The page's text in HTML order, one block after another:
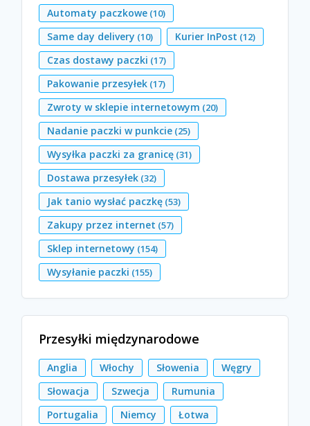
Automaty paczkowe (10)
Same day delivery (10) Kurier InPost (12)
Czas dostawy paczki (17)
Pakowanie przesyłek (17)
Zwroty w sklepie internetowym (20)
Nadanie paczki w punkcie (25)
Wysyłka paczki za granicę (31)
Dostawa przesyłek (32)
Jak tanio wysłać paczkę (53)
Zakupy przez internet (57)
Sklep internetowy (154)
Wysyłanie paczki (155)
Przesyłki międzynarodowe
Anglia Włochy Słowenia
Węgry
Słowacja
Szwecja
Rumunia
Portugalia
Niemcy Łotwa